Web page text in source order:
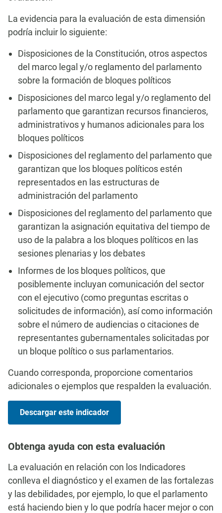
La evidencia para la evaluación de esta dimensión
podría incluir lo siguiente:
Disposiciones de la Constitución, otros aspectos
del marco legal y/o reglamento del parlamento
sobre la formación de bloques políticos
Disposiciones del marco legal y/o reglamento del
parlamento que garantizan recursos financieros,
administrativos y humanos adicionales para los
bloques políticos
Disposiciones del reglamento del parlamento que
garantizan que los bloques políticos estén
representados en las estructuras de
administración del parlamento
Disposiciones del reglamento del parlamento que
garantizan la asignación equitativa del tiempo de
uso de la palabra a los bloques políticos en las
sesiones plenarias y los debates
Informes de los bloques políticos, que
posiblemente incluyan comunicación del sector
con el ejecutivo (como preguntas escritas o
solicitudes de información), así como información
sobre el número de audiencias o citaciones de
representantes gubernamentales solicitadas por
un bloque político o sus parlamentarios.
Cuando corresponda, proporcione comentarios
adicionales o ejemplos que respalden la evaluación.
Descargar este indicador
Obtenga ayuda con esta evaluación
La evaluación en relación con los Indicadores
conlleva el diagnóstico y el examen de las fortalezas
y las debilidades, por ejemplo, lo que el parlamento
está haciendo bien y lo que podría hacer mejor o con